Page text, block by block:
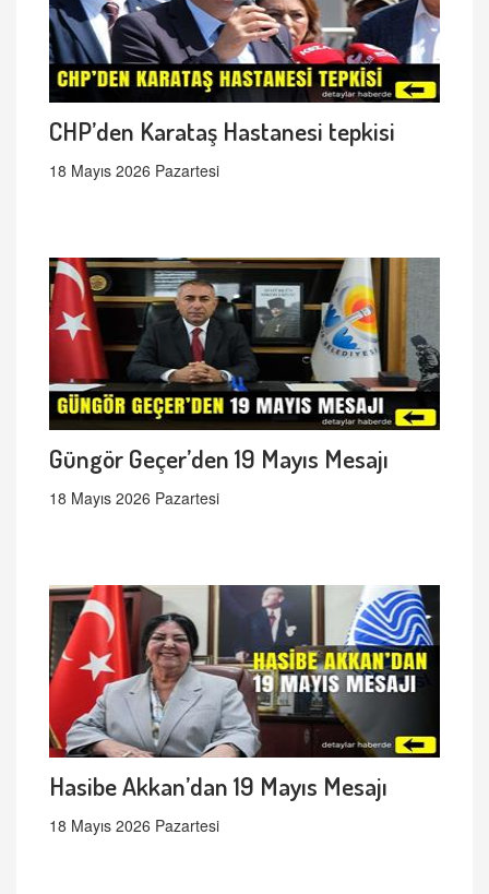
CHP’den Karataş Hastanesi tepkisi
18 Mayıs 2026 Pazartesi
Güngör Geçer’den 19 Mayıs Mesajı
18 Mayıs 2026 Pazartesi
Hasibe Akkan’dan 19 Mayıs Mesajı
18 Mayıs 2026 Pazartesi